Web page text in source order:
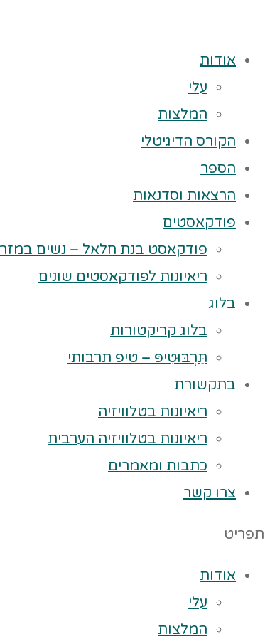
אודות
עלי
המלצות
הקורס הדיגיטלי
הספר
הרצאות וסדנאות
פודקאסטים
פודקאסט בנת חלאל – נשים
ריאיונות לפודקאסטים שונים
בלוג
בלוג קריקטורות
תַּרְבּוּטִיפּ – טיפ תרבותי
בתקשורת
ריאיונות בטלוויזיה
ריאיונות בטלוויזיה הערבית
כתבות ומאמרים
צרו קשר
תפריט
אודות
עלי
המלצות